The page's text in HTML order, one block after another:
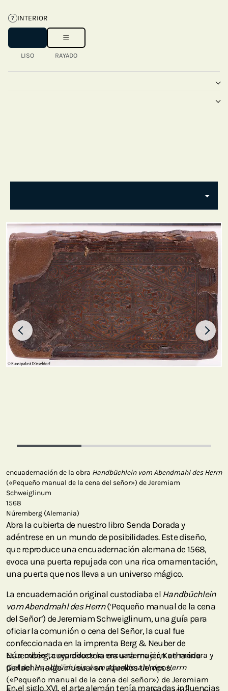
? INTERIOR
LISO RAYADO
encuadernación de la obra Handbüchlein vom Abendmahl des Herrn
(«Pequeño manual de la cena del señor») de Jeremiam
Schweiglinum
1568
Núremberg (Alemania)
Abra la cubierta de nuestro libro Senda Dorada y
adéntrese en un mundo de posibilidades. Este diseño,
que reproduce una encuadernación alemana de 1568,
evoca una puerta repujada con una rica ornamentación,
una puerta que nos lleva a un universo mágico.
La encuadernación original custodiaba el Handbüchlein
vom Abendmahl des Herrn(‘Pequeño manual de la cena
del Señor’) de Jeremiam Schweiglinum, una guía para
oficiar la comunión o cena del Señor, la cual fue
confeccionada en la imprenta Berg & Neuber de
Núremberg, cuya directora era una mujer, Katharina
Gerlachin, algo inusual en aquellos tiempos.
En el siglo XVI, el arte alemán tenía marcadas influencias
Esta cubierta reproduce la encuadernación en madera y
piel delHandbüchlein vom Abendmahl des Herrn
(«Pequeño manual de la cena del señor») de Jeremiam